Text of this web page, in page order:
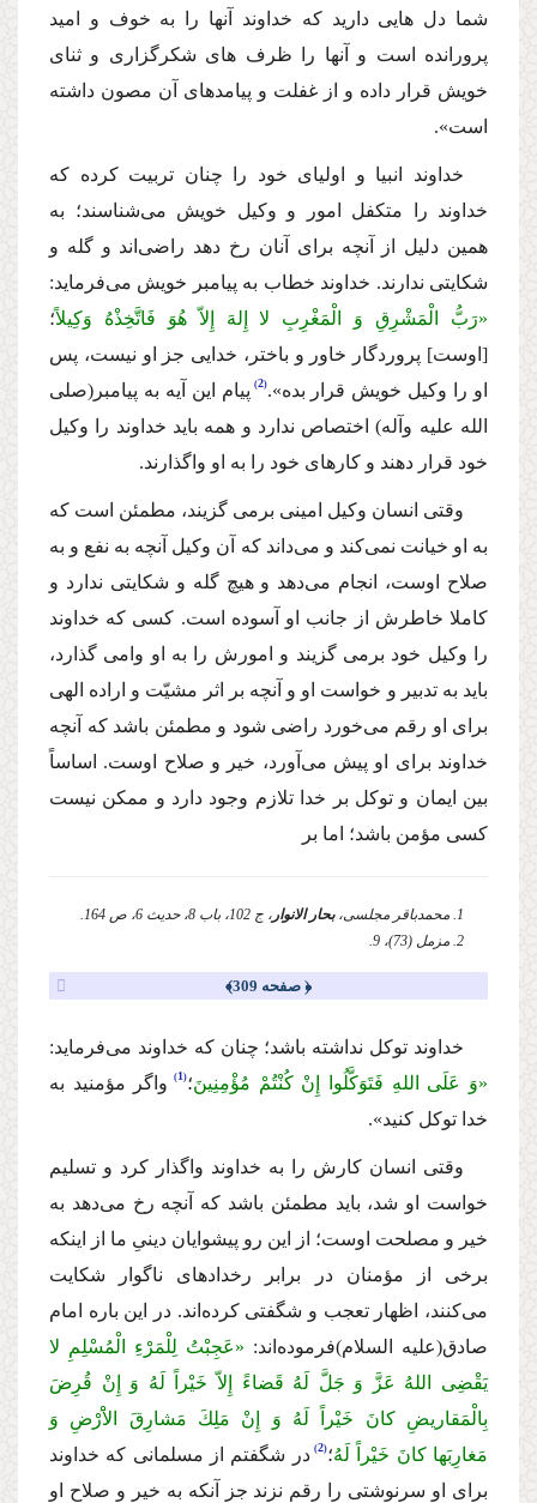
شما دل هایى دارید كه خداوند آنها را به خوف و امید
پرورانده است و آنها را ظرف هاى شكرگزارى و ثناى
خویش قرار داده و از غفلت و پیامدهاى آن مصون داشته
است».
خداوند انبیا و اولیاى خود را چنان تربیت كرده كه
خداوند را متكفل امور و وكیل خویش مى‌شناسند؛ به
همین دلیل از آنچه براى آنان رخ دهد راضى‌اند و گله و
شكایتى ندارند. خداوند خطاب به پیامبر خویش مى‌فرماید:
«رَبُّ الْمَشْرِقِ وَ الْمَغْرِبِ لا إِلهَ إِلاّ هُوَ فَاتَّخِذْهُ وَكِیلاً؛
[ اوست] پروردگار خاور و باختر، خدایى جز او نیست، پس
او را وكیل خویش قرار بده».
2 پیام این آیه به پیامبر (صلى
الله علیه وآله)اختصاص ندارد و همه باید خداوند را وكیل
خود قرار دهند و كارهاى خود را به او واگذارند.
وقتى انسان وكیل امینى برمى گزیند، مطمئن است كه
به او خیانت نمى‌كند و مى‌داند كه آن وكیل آنچه به نفع و به
صلاح اوست، انجام مى‌دهد و هیچ گله و شكایتى ندارد و
كاملا خاطرش از جانب او آسوده است. كسى كه خداوند
را وكیل خود برمى گزیند و امورش را به او وامى گذارد،
باید به تدبیر و خواست او و آنچه بر اثر مشیّت و اراده الهى
براى او رقم مى‌خورد راضى شود و مطمئن باشد كه آنچه
خداوند براى او پیش مى‌آورد، خیر و صلاح اوست. اساساً
بین ایمان و توكل بر خدا تلازم وجود دارد و ممكن نیست
كسى مؤمن باشد؛ اما بر
1. محمدباقر مجلسى، بحار الانوار ، ج 102، باب 8، حدیث 6، ص 164.
2. مزمل (73)، 9.
﴿ صفحه 309﴾
خداوند توكل نداشته باشد؛ چنان كه خداوند مى‌فرماید:
«وَ عَلَى اللهِ فَتَوَكَّلُوا إِنْ كُنْتُمْ مُؤْمِنِینَ؛ 1
واگر مؤمنید به
خدا توكل كنید».
وقتى انسان كارش را به خداوند واگذار كرد و تسلیم
خواست او شد، باید مطمئن باشد كه آنچه رخ مى‌دهد به
خیر و مصلحت اوست؛ از این رو پیشوایان دینىِ ما از اینكه
برخى از مؤمنان در برابر رخدادهاى ناگوار شكایت
مى‌كنند، اظهار تعجب و شگفتى كرده‌اند. در این باره امام
صادق(علیه السلام)فرموده‌اند: «عَجِبْتُ لِلْمَرْءِ الْمُسْلِمِ لا
یَقْضِى اللهُ عَزَّ وَ جَلَّ لَهُ قَضاءً إِلاّ خَیْراً لَهُ وَ إِنْ قُرِضَ
بِالْمَقاریضِ كانَ خَیْراً لَهُ وَ إِنْ مَلِكَ مَشارِقَ الاَْرْضِ وَ
مَغارِبَها كانَ خَیْراً لَهُ؛ 2 در شگفتم از مسلمانى كه خداوند
براى او سرنوشتى را رقم نزند جز آنكه به خیر و صلاح او